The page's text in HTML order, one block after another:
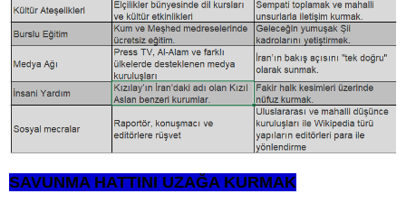
SAVUNMA HATTINI UZAĞA KURMAK